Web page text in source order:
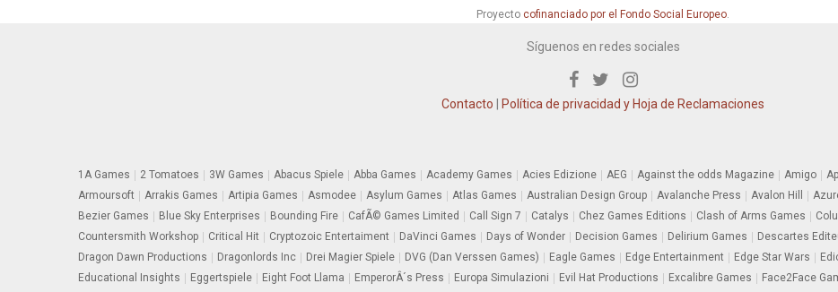
Proyecto cofinanciado por el Fondo Social Europeo.
Síguenos en redes sociales
Contacto Política de privacidad y Hoja de Reclamaciones
1A Games 2 Tomatoes 3W Games Abacus Spiele Abba Games Academy Games Acies Edizione AEG Against the odds Magazine Amigo
Armoursoft
Arrakis Games Artipia Games Asmodee Asylum Games Atlas Games Australian Design Group Avalanche Press Avalon Hill
Bezier Games
Blue Sky Enterprises Bounding Fire CafÃ© Games Limited Call Sign 7 Catalys Chez Games Editions Clash of Arms Games
Countersmith Workshop
Critical Hit Cryptozoic Entertaiment DaVinci Games Days of Wonder Decision Games Delirium Games Descartes
Dragon Dawn Productions
Dragonlords Inc Drei Magier Spiele DVG (Dan Verssen Games) Eagle Games Edge Entertainment Edge Star Wars
Educational Insights
Eggertspiele Eight Foot Llama EmperorÂ´s Press Europa Simulazioni Evil Hat Productions Excalibre Games Face2Face